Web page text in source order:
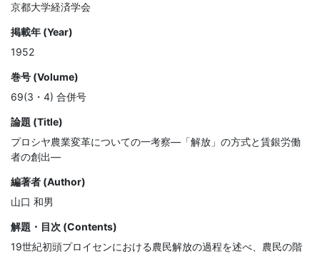
京都大学経済学会
掲載年 (Year)
1952
巻号 (Volume)
69(3・4) 合併号
論題 (Title)
プロシヤ農業変革についての一考察—「解放」の方式と賃銀労働
者の創出—
編著者 (Author)
山口 和男
解題・目次 (Contents)
19世紀初頭プロイセンにおける農民解放の過程を述べ、農民の階